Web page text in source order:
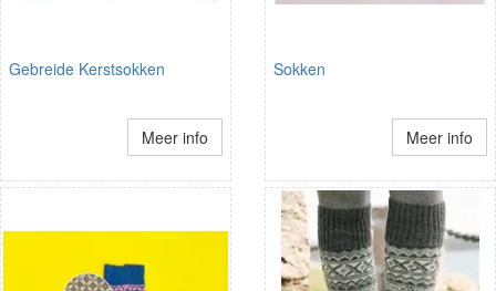
Gebreide Kerstsokken
Meer info
Sokken
Meer info